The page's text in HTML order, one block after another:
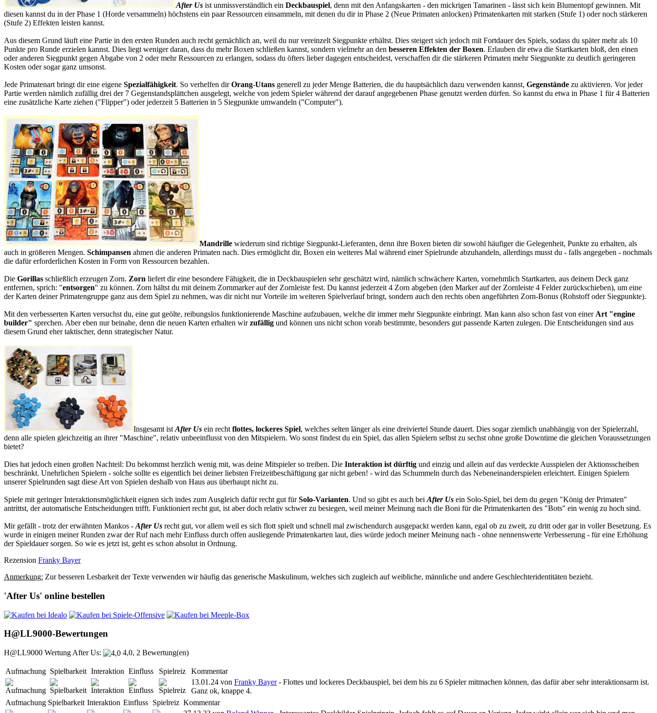
After Us ist unmissverständlich ein Deckbauspiel, denn mit den Anfangskarten - den mickrigen Tamarinen - lässt sich kein Blumentopf gewinnen. Mit
diesen kannst du in der Phase 1 (Horde versammeln) höchstens ein paar Ressourcen einsammeln, mit denen du dir in Phase 2 (Neue Primaten anlocken) Primatenkarten mit starken (Stufe 1) oder noch stärkeren
(Stufe 2) Effekten leisten kannst.
Aus diesem Grund läuft eine Partie in den ersten Runden auch recht gemächlich an, weil du nur vereinzelt Siegpunkte erhältst. Dies steigert sich jedoch mit Fortdauer des Spiels, sodass du später mehr als 10
Punkte pro Runde erzielen kannst. Dies liegt weniger daran, dass du mehr Boxen schließen kannst, sondern vielmehr an den besseren Effekten der Boxen. Erlauben dir etwa die Startkarten bloß, den einen
oder anderen Siegpunkt gegen Abgabe von 2 oder mehr Ressourcen zu erlangen, sodass du öfters lieber dagegen entscheidest, verschaffen dir die stärkeren Primaten mehr Siegpunkte zu deutlich geringeren
Kosten oder sogar ganz umsonst.
Jede Primatenart bringt dir eine eigene Spezialfähigkeit. So verhelfen dirOrang-Utans generell zu jeder Menge Batterien, die du hauptsächlich dazu verwenden kannst, Gegenstände zu aktivieren. Vor jeder
Partie werden nämlich zufällig drei der 7 Gegenstandsplättchen ausgelegt, welche von jedem Spieler während der darauf angegebenen Phase genutzt werden dürfen. So kannst du etwa in Phase 1 für 4 Batterien
eine zusätzliche Karte ziehen ("Flipper") oder jederzeit 5 Batterien in 5 Siegpunkte umwandeln ("Computer").
Mandrille wiederum sind richtige Siegpunkt-Lieferanten, denn ihre Boxen bieten dir sowohl häufiger die Gelegenheit, Punkte zu erhalten, als
auch in größeren Mengen. Schimpansen ahmen die anderen Primaten nach. Dies ermöglicht dir, Boxen ein weiteres Mal während einer Spielrunde abzuhandeln, allerdings musst du - falls angegeben - nochmals
die dafür erforderlichen Kosten in Form von Ressourcen bezahlen.
Die Gorillas schließlich erzeugen Zorn. Zorn liefert dir eine besondere Fähigkeit, die in Deckbauspielen sehr geschätzt wird, nämlich schwächere Karten, vornehmlich Startkarten, aus deinem Deck ganz
entfernen, sprich: "entsorgen" zu können. Zorn hältst du mit deinem Zornmarker auf der Zornleiste fest. Du kannst jederzeit 4 Zorn abgeben (den Marker auf der Zornleiste 4 Felder zurückschieben), um eine
der Karten deiner Primatengruppe ganz aus dem Spiel zu nehmen, was dir nicht nur Vorteile im weiteren Spielverlauf bringt, sondern auch den rechts oben angeführten Zorn-Bonus (Rohstoff oder Siegpunkte).
Mit den verbesserten Karten versuchst du, eine gut geölte, reibungslos funktionierende Maschine aufzubauen, welche dir immer mehr Siegpunkte einbringt. Man kann also schon fast von einer Art "engine
builder" sprechen. Aber eben nur beinahe, denn die neuen Karten erhalten wirzufällig und können uns nicht schon vorab bestimmte, besonders gut passende Karten zulegen. Die Entscheidungen sind aus
diesem Grund eher taktischer, denn strategischer Natur.
Insgesamt ist After Us ein recht flottes, lockeres Spiel, welches selten länger als eine dreiviertel Stunde dauert. Dies sogar ziemlich unabhängig von der Spielerzahl,
denn alle spielen gleichzeitig an ihrer "Maschine", relativ unbeeinflusst von den Mitspielern. Wo sonst findest du ein Spiel, das allen Spielern selbst zu sechst ohne große Downtime die gleichen Voraussetzungen
bietet?
Dies hat jedoch einen großen Nachteil: Du bekommst herzlich wenig mit, was deine Mitspieler so treiben. Die Interaktion ist dürftig und einzig und allein auf das verdeckte Ausspielen der Aktionsscheiben
beschränkt. Unehrlichen Spielern - solche sollte es eigentlich bei deiner liebsten Freizeitbeschäftigung gar nicht geben! - wird das Schummeln durch das Nebeneinanderspielen erleichtert. Einigen Spielern
unserer Spielrunden sagt diese Art von Spielen deshalb von Haus aus überhaupt nicht zu.
Spiele mit geringer Interaktionsmöglichkeit eignen sich indes zum Ausgleich dafür recht gut fürSolo-Varianten. Und so gibt es auch bei After Us ein Solo-Spiel, bei dem du gegen "König der Primaten"
antrittst, der automatische Entscheidungen trifft. Funktioniert recht gut, ist aber doch relativ schwer zu besiegen, weil meiner Meinung nach die Boni für die Primatenkarten des "Bots" ein wenig zu hoch sind.
Mir gefällt - trotz der erwähnten Mankos - After Us recht gut, vor allem weil es sich flott spielt und schnell mal zwischendurch ausgepackt werden kann, egal ob zu zweit, zu dritt oder gar in voller Besetzung. Es
wurde in einigen meiner Runden zwar der Ruf nach mehr Einfluss durch offen ausliegende Primatenkarten laut, dies würde jedoch meiner Meinung nach - ohne nennenswerte Verbesserung - für eine Erhöhung
der Spieldauer sorgen. So wie es jetzt ist, geht es schon absolut in Ordnung.
Rezension Franky Bayer
Anmerkung: Zur besseren Lesbarkeit der Texte verwenden wir häufig das generische Maskulinum, welches sich zugleich auf weibliche, männliche und andere Geschlechteridentitäten bezieht.
'After Us' online bestellen
H@LL9000-Bewertungen
H@LL9000 Wertung After Us: 4,0, 2 Bewertung(en)
Aufmachung Spielbarkeit Interaktion Einfluss Spielreiz
Kommentar
13.01.24 von Franky Bayer- Flottes und lockeres Deckbauspiel, bei dem bis zu 6 Spieler mitmachen können, das dafür aber sehr interaktionsarm ist.
Ganz ok, knappe 4.
Aufmachung Spielbarkeit Interaktion Einfluss Spielreiz Kommentar